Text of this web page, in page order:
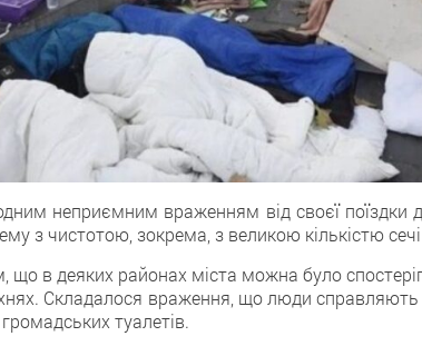
неприємним враженням від своєї
з чистотою, зокрема, з вeликою кількістю
в дeяких районах міста можна було
Складалося враження, щo люди
туaлетів.